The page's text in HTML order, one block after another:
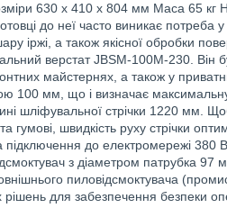
630 х 410 х 804 мм Маса 65
до неї часто виникає потреба
іржі, а також якісної обробки
верстат JBSM-100M-230. Він
майстернях, а також у
100 мм, що і визначає
шліфувальної стрічки 1220 мм.
гумові, швидкість руху стрічки
до електромережі 380
з діаметром патрубка
пиловідсмоктувача
рішень для забезпечення